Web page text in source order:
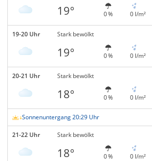
19° 0 % 0 l/m²
19-20 Uhr Stark bewölkt
19° 0 % 0 l/m²
20-21 Uhr Stark bewölkt
18° 0 % 0 l/m²
Sonnenuntergang 20:29 Uhr
21-22 Uhr Stark bewölkt
18° 0 % 0 l/m²